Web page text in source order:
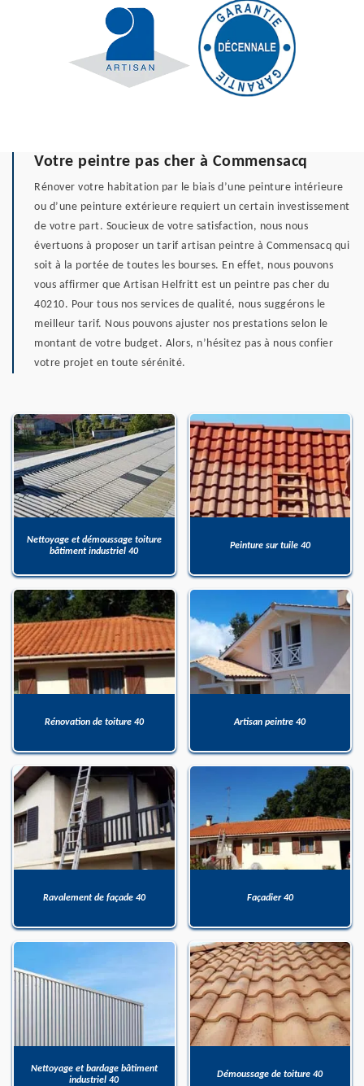
Votre peintre pas cher à Commensacq
Rénover votre habitation par le biais d’une peinture intérieure
ou d’une peinture extérieure requiert un certain investissement
de votre part. Soucieux de votre satisfaction, nous nous
évertuons à proposer un tarif artisan peintre à Commensacq qui
soit à la portée de toutes les bourses. En effet, nous pouvons
vous affirmer que Artisan Helfritt est un peintre pas cher du
40210. Pour tous nos services de qualité, nous suggérons le
meilleur tarif. Nous pouvons ajuster nos prestations selon le
montant de votre budget. Alors, n’hésitez pas à nous confier
votre projet en toute sérénité.
Nettoyage et démoussage toiture
bâtiment industriel 40
Peinture sur tuile 40
Rénovation de toiture 40 Artisan peintre 40
Ravalement de façade 40 Façadier 40
Nettoyage et bardage bâtiment
industriel 40
Démoussage de toiture 40